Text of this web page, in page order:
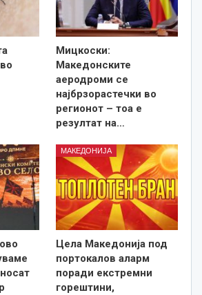
Мицкоски:
Македонските
аеродроми се
најбрзорастечки во
регионот – тоа е
резултат на…
МАКЕДОНИЈА
Цела Македонија под
портокалов аларм
поради екстремни
горештини,